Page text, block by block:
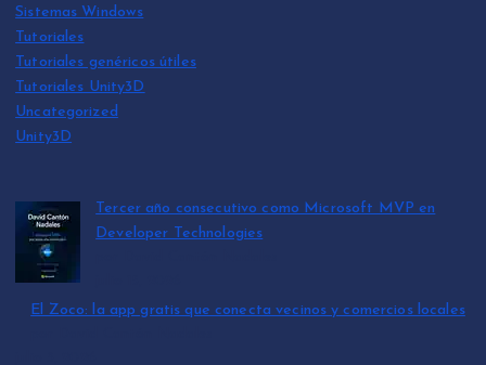
Sistemas Windows
Tutoriales
Tutoriales genéricos útiles
Tutoriales Unity3D
Uncategorized
Unity3D
Tercer año consecutivo como Microsoft MVP en
Developer Technologies
El Zoco: la app gratis que conecta vecinos y comercios locales